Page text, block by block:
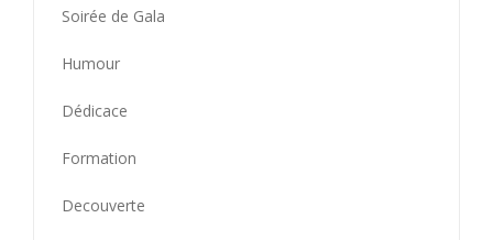
Soirée de Gala
Humour
Dédicace
Formation
Decouverte